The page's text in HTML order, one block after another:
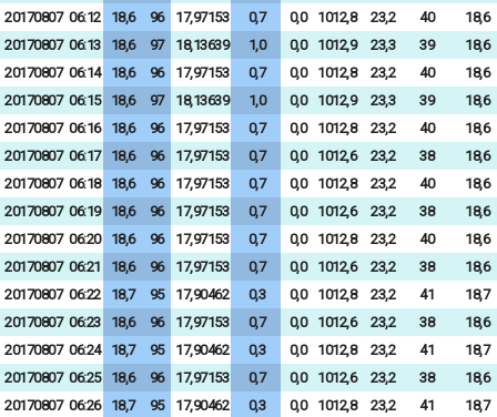
20170807 06:12 18,6 96 17,97153 0,7 0,0 1012,8 23,2 40
18,6
20170807 06:13 18,6 97 18,13639 1,0 0,0 1012,9 23,3 39
18,6
20170807 06:14 18,6 96 17,97153 0,7 0,0 1012,8 23,2 40
18,6
20170807 06:15 18,6 97 18,13639 1,0 0,0 1012,9 23,3 39
18,6
20170807 06:16 18,6 96 17,97153 0,7 0,0 1012,8 23,2 40
18,6
20170807 06:17 18,6 96 17,97153 0,7 0,0 1012,6 23,2 38
18,6
20170807 06:18 18,6 96 17,97153 0,7 0,0 1012,8 23,2 40
18,6
20170807 06:19 18,6 96 17,97153 0,7 0,0 1012,6 23,2 38
18,6
20170807 06:20 18,6 96 17,97153 0,7 0,0 1012,8 23,2 40
18,6
20170807 06:21 18,6 96 17,97153 0,7 0,0 1012,6 23,2 38
18,6
20170807 06:22 18,7 95 17,90462 0,3 0,0 1012,8 23,2 41
18,7
20170807 06:23 18,6 96 17,97153 0,7 0,0 1012,6 23,2 38
18,6
20170807 06:24 18,7 95 17,90462 0,3 0,0 1012,8 23,2 41
18,7
20170807 06:25 18,6 96 17,97153 0,7 0,0 1012,6 23,2 38
18,6
20170807 06:26 18,7 95 17,90462 0,3 0,0 1012,8 23,2 41
18,7